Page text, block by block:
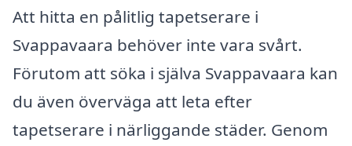
Att hitta en pålitlig tapetserare i
Svappavaara behöver inte vara svårt.
Förutom att söka i själva Svappavaara kan
du även överväga att leta efter
tapetserare i närliggande städer. Genom